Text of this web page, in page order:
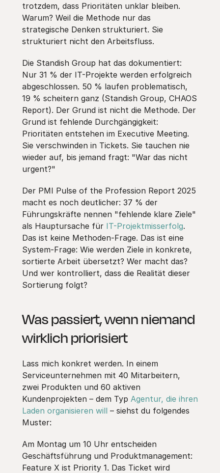
trotzdem, dass Prioritäten unklar bleiben.
Warum? Weil die Methode nur das
strategische Denken strukturiert. Sie
strukturiert nicht den Arbeitsfluss.
Die Standish Group hat das dokumentiert:
Nur 31 % der IT-Projekte werden erfolgreich
abgeschlossen. 50 % laufen problematisch,
19 % scheitern ganz (Standish Group, CHAOS
Report). Der Grund ist nicht die Methode. Der
Grund ist fehlende Durchgängigkeit:
Prioritäten entstehen im Executive Meeting.
Sie verschwinden in Tickets. Sie tauchen nie
wieder auf, bis jemand fragt: "War das nicht
urgent?"
Der PMI Pulse of the Profession Report 2025
macht es noch deutlicher: 37 % der
Führungskräfte nennen "fehlende klare Ziele"
als Hauptursache für IT-Projektmisserfolg.
Das ist keine Methoden-Frage. Das ist eine
System-Frage: Wie werden Ziele in konkrete,
sortierte Arbeit übersetzt? Wer macht das?
Und wer kontrolliert, dass die Realität dieser
Sortierung folgt?
Was passiert, wenn niemand
wirklich priorisiert
Lass mich konkret werden. In einem
Serviceunternehmen mit 40 Mitarbeitern,
zwei Produkten und 60 aktiven
Kundenprojekten – dem Typ Agentur, die ihren
Laden organisieren will – siehst du folgendes
Muster:
Am Montag um 10 Uhr entscheiden
Geschäftsführung und Produktmanagement:
Feature X ist Priority 1. Das Ticket wird